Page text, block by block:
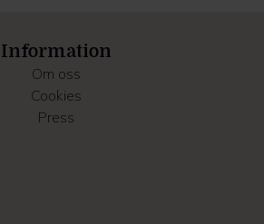
Information
Om oss
Cookies
Press